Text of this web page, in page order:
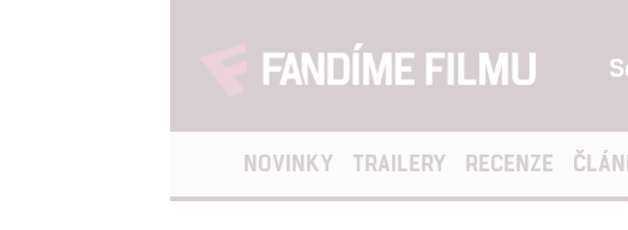
NOVINKY TRAILERY RECENZE